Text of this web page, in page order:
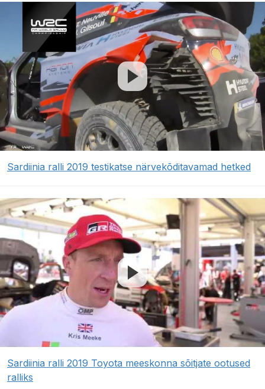
Sardiinia ralli 2019 testikatse närvekõditavamad hetked
Sardiinia ralli 2019 Toyota meeskonna sõitjate ootused
ralliks